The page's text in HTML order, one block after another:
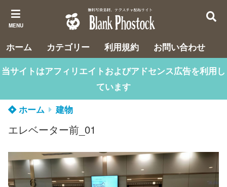
MENU
ホーム カテゴリー 利用規約
お問い合わせ
当サイトはアフィリエイトおよびアドセンス広告を利用し
ています
ホーム
建物
エレベーター前_01